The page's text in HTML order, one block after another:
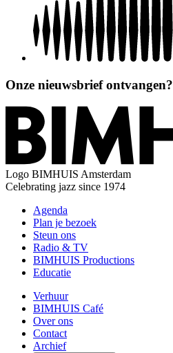
Onze nieuwsbrief ontvangen?
Logo BIMHUIS Amsterdam
Celebrating jazz since 1974
Agenda
Plan je bezoek
Steun ons
Radio & TV
BIMHUIS Productions
Educatie
Verhuur
BIMHUIS Café
Over ons
Contact
Archief